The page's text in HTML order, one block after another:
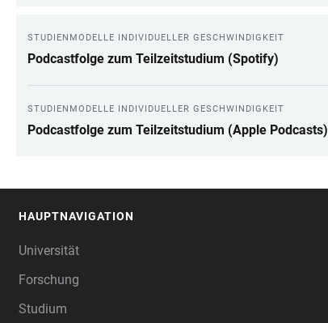
STUDIENMODELLE INDIVIDUELLER GESCHWINDIGKEIT
Podcastfolge zum Teilzeitstudium (Spotify)
STUDIENMODELLE INDIVIDUELLER GESCHWINDIGKEIT
Podcastfolge zum Teilzeitstudium (Apple Podcasts)
HAUPTNAVIGATION
Universität
Forschung
Studium